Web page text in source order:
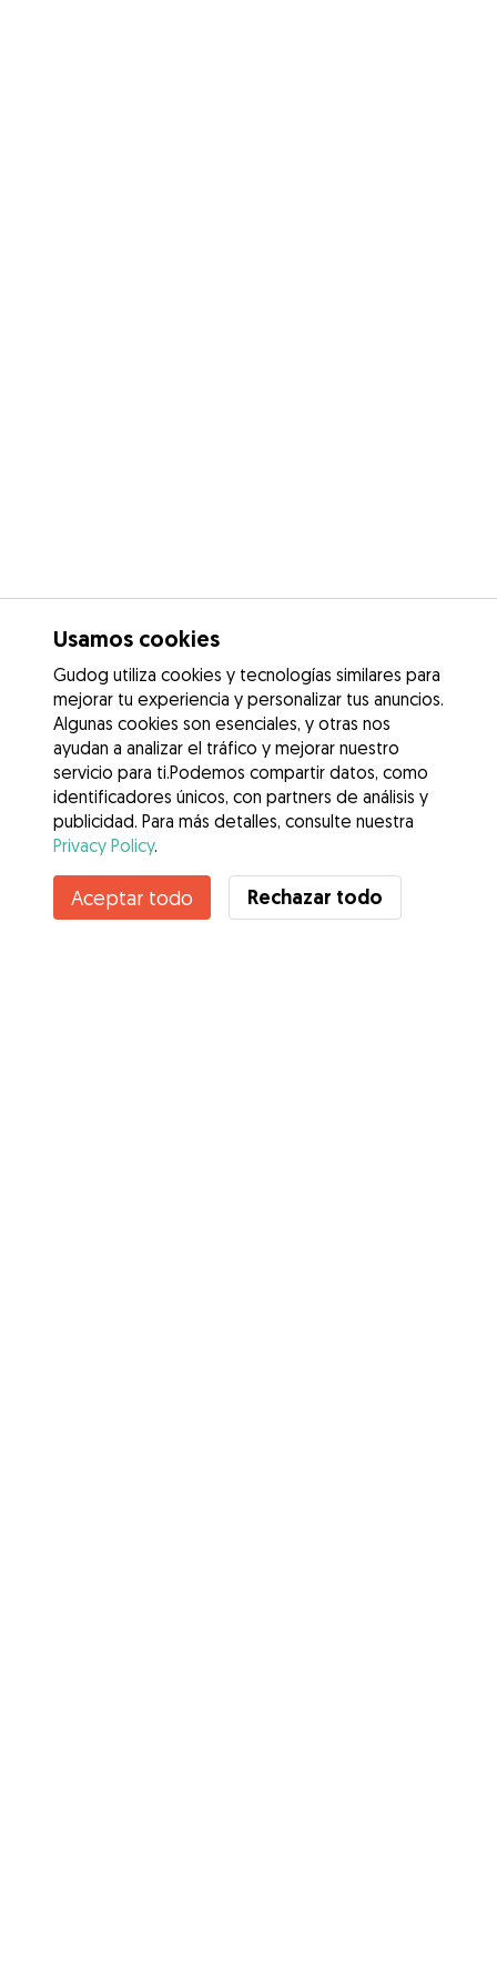
Contacta con Carolina
¿Conoces los Beneficios de Gudog? Ver más
Usamos cookies
Gudog utiliza cookies y tecnologías similares para
mejorar tu experiencia y personalizar tus anuncios.
Algunas cookies son esenciales, y otras nos
ayudan a analizar el tráfico y mejorar nuestro
servicio para ti.Podemos compartir datos, como
identificadores únicos, con partners de análisis y
publicidad. Para más detalles, consulte nuestra
Privacy Policy.
Aceptar todo Rechazar todo